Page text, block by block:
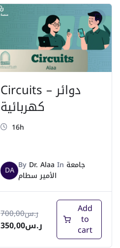
Circuits – دوائر
كهربائية
16h
DA By Dr. Alaa In جامعة
الأمير سطام
ر.س700,00
ر.س350,00
Add
to
cart